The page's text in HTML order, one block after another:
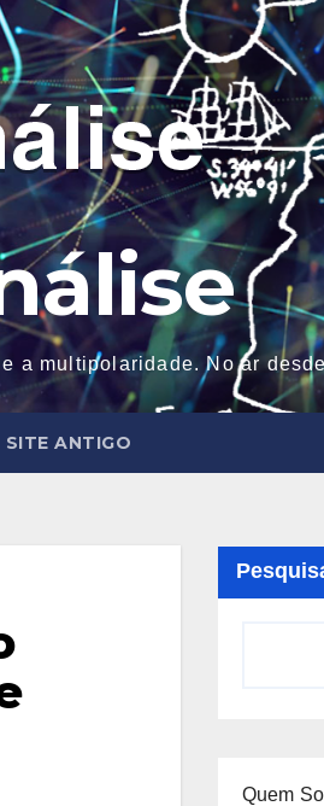
a multipolaridade. No ar
SITE ANTIGO
Quem